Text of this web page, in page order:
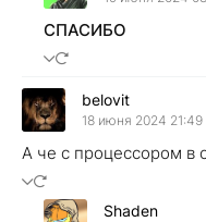
СПАСИБО
belovit
18 июня 2024 21:49
А че с процессором в
Shaden